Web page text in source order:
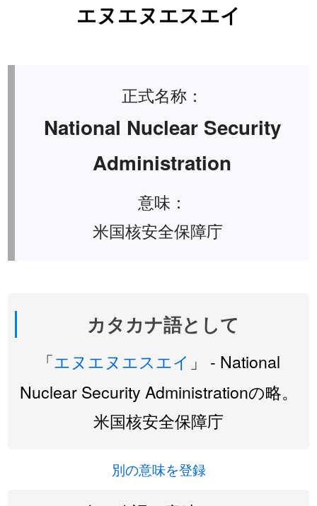
エヌエヌエスエイ
正式名称：
National Nuclear Security
Administration
意味：
米国核安全保障庁
カタカナ語として
「エヌエヌエスエイ 」 - National
Nuclear Security Administrationの略。
米国核安全保障庁
別の意味を登録